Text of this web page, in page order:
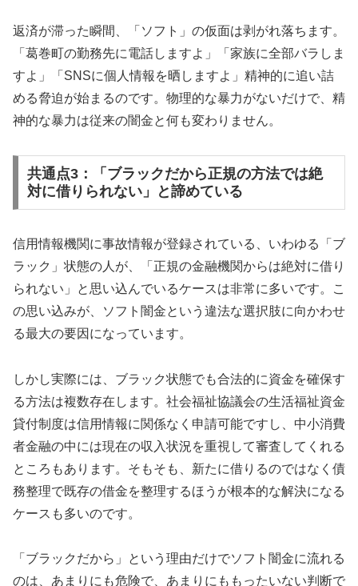
返済が滞った瞬間、「ソフト」の仮面は剥がれ落ちます。
「葛巻町の勤務先に電話しますよ」「家族に全部バラしま
すよ」「SNSに個人情報を晒しますよ」精神的に追い詰
める脅迫が始まるのです。物理的な暴力がないだけで、精
神的な暴力は従来の闇金と何も変わりません。
共通点3：「ブラックだから正規の方法では絶
対に借りられない」と諦めている
信用情報機関に事故情報が登録されている、いわゆる「ブ
ラック」状態の人が、「正規の金融機関からは絶対に借り
られない」と思い込んでいるケースは非常に多いです。こ
の思い込みが、ソフト闇金という違法な選択肢に向かわせ
る最大の要因になっています。
しかし実際には、ブラック状態でも合法的に資金を確保す
る方法は複数存在します。社会福祉協議会の生活福祉資金
貸付制度は信用情報に関係なく申請可能ですし、中小消費
者金融の中には現在の収入状況を重視して審査してくれる
ところもあります。そもそも、新たに借りるのではなく債
務整理で既存の借金を整理するほうが根本的な解決になる
ケースも多いのです。
「ブラックだから」という理由だけでソフト闇金に流れる
のは、あまりにも危険で、あまりにももったいない判断で